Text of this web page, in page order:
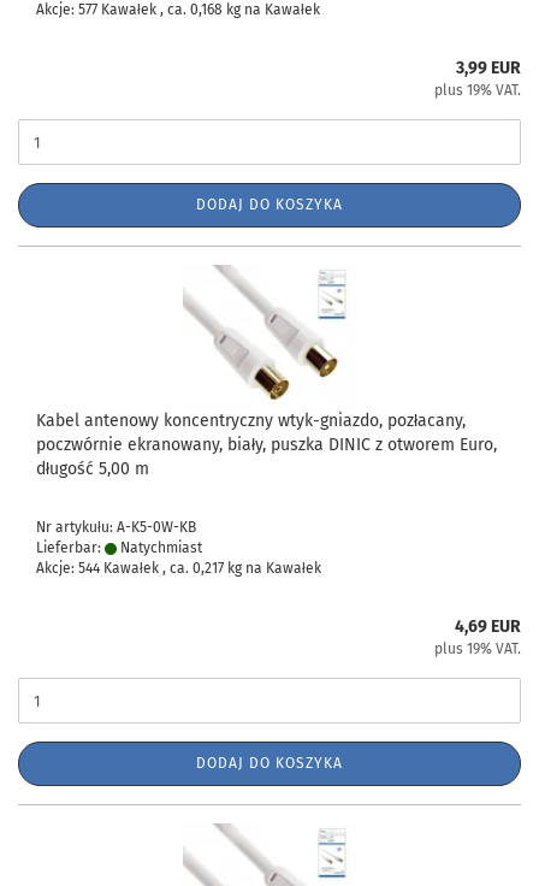
Akcje: 577 Kawałek , ca. 0,168 kg na Kawałek
3,99 EUR
plus 19% VAT.
DODAJ DO KOSZYKA
Kabel antenowy koncentryczny wtyk-gniazdo, pozłacany,
poczwórnie ekranowany, biały, puszka DINIC z otworem Euro,
długość 5,00 m
Nr artykułu: A-K5-0W-KB
Lieferbar:
Natychmiast
Akcje: 544 Kawałek , ca. 0,217 kg na Kawałek
4,69 EUR
plus 19% VAT.
DODAJ DO KOSZYKA